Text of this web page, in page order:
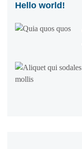
Hello world!